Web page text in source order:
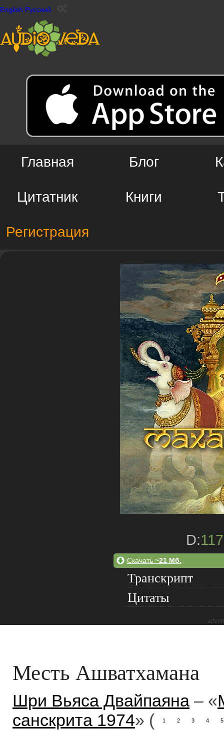
English Русский
Главная Блог
Цитатник Книги
Регистрация
D:
Скачать ~21 Мб.
Транскрипт
Цитаты
Месть Ашватхамана
Шри Вьяса Двайпаяна – «
санскрита 1974» ( 1 2 3 4 5